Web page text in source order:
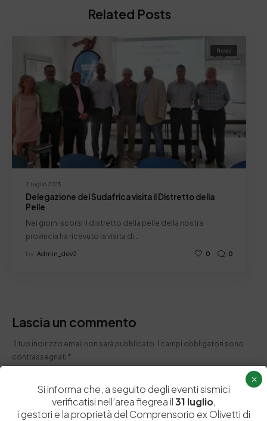
Related Posts
2 Luglio 2015
News
Delegazione del Sudafrica visita il Distretto della
Pelle
Nei giorni scorsi il distretto della pelle della nostra
provincia ha ricevuto la visita di…
by Admin_dev2 0 0
Lascia un commento
Il tuo indirizzo email non sarà pubblicato. I campi obbligatori sono
contrassegnati *
Si informa che, a seguito degli eventi sismici
verificatisi nell’area flegrea il31 luglio,
i gestori e la proprietà del Comprensorio ex Olivetti di
×